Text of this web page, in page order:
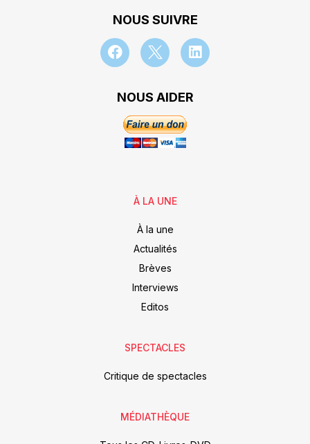
NOUS SUIVRE
NOUS AIDER
À LA UNE
À la une
Actualités
Brèves
Interviews
Editos
SPECTACLES
Critique de spectacles
MÉDIATHÈQUE